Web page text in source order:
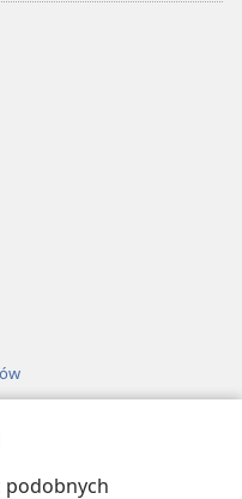
podobnych